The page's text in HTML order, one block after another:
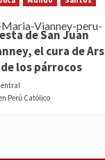
de San Juan
el cura de Ars
los párrocos
Perú Católico